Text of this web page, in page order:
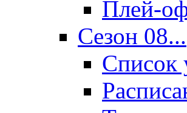
Плей-
Сезон 08...
Список